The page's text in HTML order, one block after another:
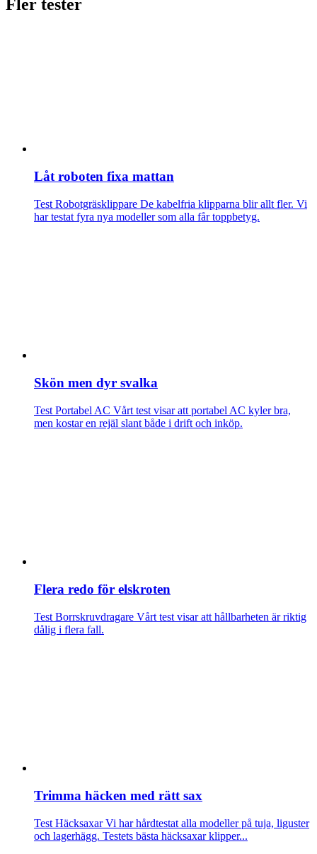
Fler tester
Låt roboten fixa mattan
Test Robotgräsklippare De kabelfria klipparna blir allt fler. Vi
har testat fyra nya modeller som alla får toppbetyg.
Skön men dyr svalka
Test Portabel AC Vårt test visar att portabel AC kyler bra,
men kostar en rejäl slant både i drift och inköp.
Flera redo för elskroten
Test Borrskruvdragare Vårt test visar att hållbarheten är riktig
dålig i flera fall.
Trimma häcken med rätt sax
Test HäcksaxarVi har hårdtestat alla modeller på tuja, liguster
och lagerhägg. Testets bästa häcksaxar klipper...